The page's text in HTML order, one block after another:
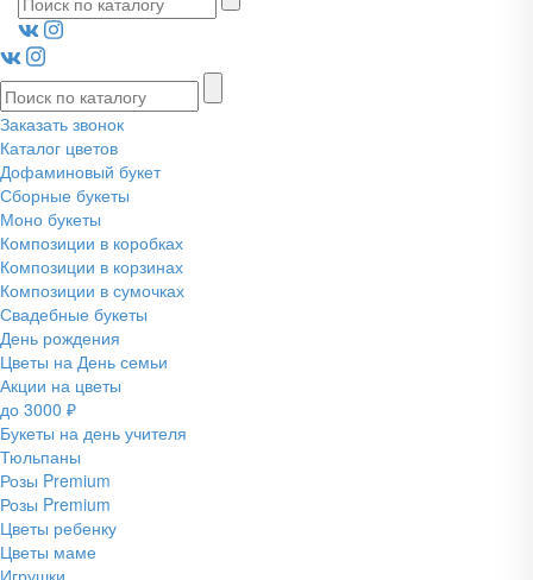
Заказать звонок
Каталог цветов
Дофаминовый букет
Сборные букеты
Моно букеты
Композиции в коробках
Композиции в корзинах
Композиции в сумочках
Свадебные букеты
День рождения
Цветы на День семьи
Акции на цветы
до 3000 ₽
Букеты на день учителя
Тюльпаны
Розы Premium
Розы Premium
Цветы ребенку
Цветы маме
Игрушки